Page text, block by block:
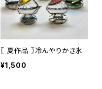
〖 夏作品 〗冷んやりかき氷
¥1,500